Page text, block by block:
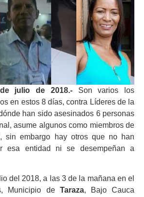
julio de 2018.-Son varios los
en estos 8 días, contra Líderes de la
han sido asesinados 6 personas
asume algunos como miembros de
sin embargo hay otros que no han
esa entidad ni se desempeñan a
del 2018, a las 3 de la mañana en el
Municipio de Taraza, Bajo Cauca